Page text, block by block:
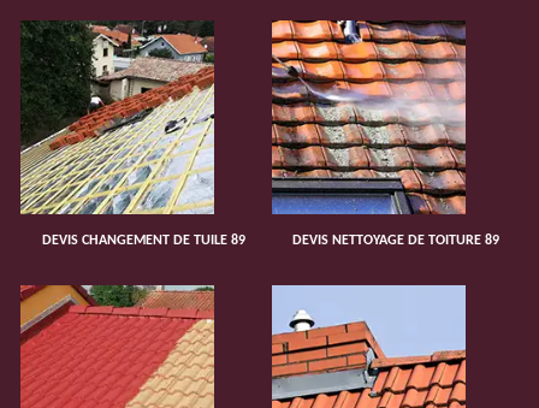
DEVIS CHANGEMENT DE TUILE 89 DEVIS NETTOYAGE DE TOITURE 89